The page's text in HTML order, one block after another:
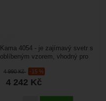
4 990Kč -15 %
4 242 Kč
Kama 4054 - je zajímavý svetr s
oblíbeným vzorem, vhodný pro
Schoeller...